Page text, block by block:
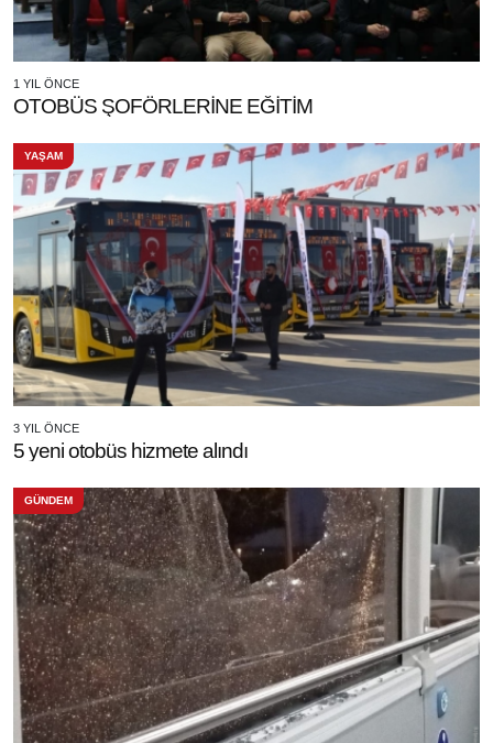
1 YIL ÖNCE
OTOBÜS ŞOFÖRLERİNE EĞİTİM
YAŞAM
3 YIL ÖNCE
5 yeni otobüs hizmete alındı
GÜNDEM